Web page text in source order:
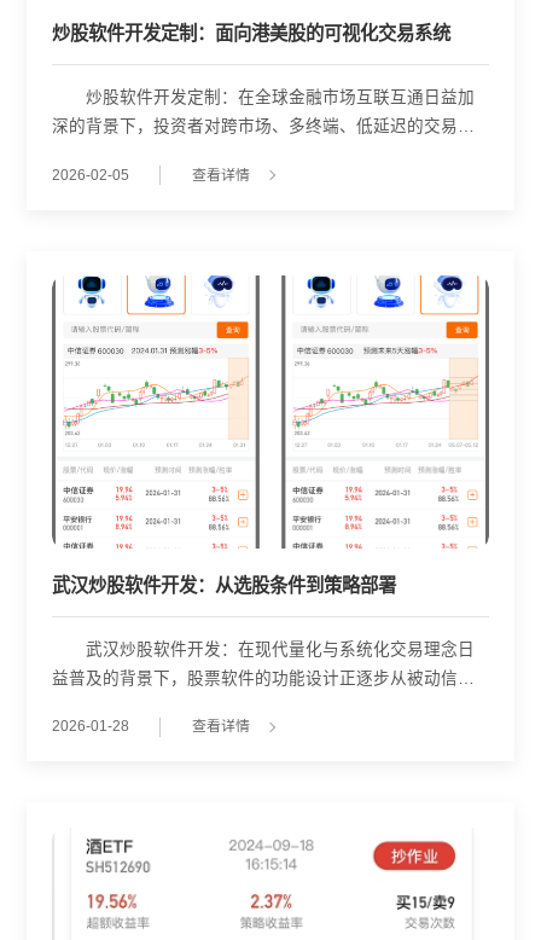
炒股软件开发定制：面向港美股的可视化交易系统
炒股软件开发定制：在全球金融市场互联互通日益加
深的背景下，投资者对跨市场、多终端、低延迟的交易系
时行情、多样化订单类型、多端适配及投资工具集成等核
全球多个证券市场的实时行情接入，用户可在同一界面中
监控港股、美股等不同市场的价格变动，确保信息获取的
及时性与完整性。在此基础上，平台支持限价单、止损限
价单、条件单等多种订单类型，满足不同风险偏好和交易
策略的需求。例如，条件单可设定“当某美股股价突破50日
均线时自动买入&r
2026-02-05 查看详情
武汉炒股软件开发：从选股条件到策略部署
武汉炒股软件开发：在现代量化与系统化交易理念日
益普及的背景下，股票软件的功能设计正逐步从被动信息
逻辑与市场数据的关键模块，成为提升交易效率与决策科
股规则。 策略池的核心在于其可配置的选股条件。开
的规则引擎，允许运营或专业用户通过图形化界面或参数
2026-01-28 查看详情